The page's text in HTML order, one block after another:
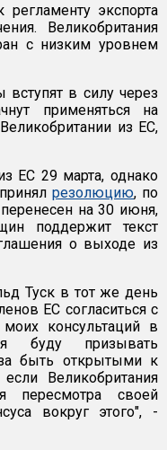
экспорта
Великобритания
с низким уровнем
вступят в силу через
применяться на
из ЕС,
ЕС 29 марта, однако
резолюцию, по
на 30 июня,
поддержит текст
о выходе из
Туск в тот же день
ЕС согласиться с
консультаций в
буду призывать
быть открытыми к
Великобритания
пересмотра своей
вокруг этого", -